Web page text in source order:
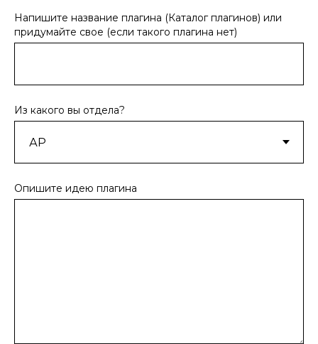
Напишите название плагина (Каталог плагинов) или
придумайте свое (если такого плагина нет)
Из какого вы отдела?
Опишите идею плагина